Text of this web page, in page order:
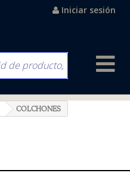
Iniciar sesión
COLCHONES